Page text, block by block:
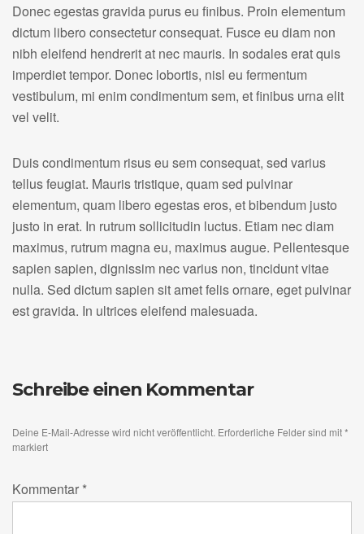
Donec egestas gravida purus eu finibus. Proin elementum
dictum libero consectetur consequat. Fusce eu diam non
nibh eleifend hendrerit at nec mauris. In sodales erat quis
imperdiet tempor. Donec lobortis, nisl eu fermentum
vestibulum, mi enim condimentum sem, et finibus urna elit
vel velit.
Duis condimentum risus eu sem consequat, sed varius
tellus feugiat. Mauris tristique, quam sed pulvinar
elementum, quam libero egestas eros, et bibendum justo
justo in erat. In rutrum sollicitudin luctus. Etiam nec diam
maximus, rutrum magna eu, maximus augue. Pellentesque
sapien sapien, dignissim nec varius non, tincidunt vitae
nulla. Sed dictum sapien sit amet felis ornare, eget pulvinar
est gravida. In ultrices eleifend malesuada.
Schreibe einen Kommentar
Deine E-Mail-Adresse wird nicht veröffentlicht. Erforderliche Felder sind mit*
markiert
Kommentar *